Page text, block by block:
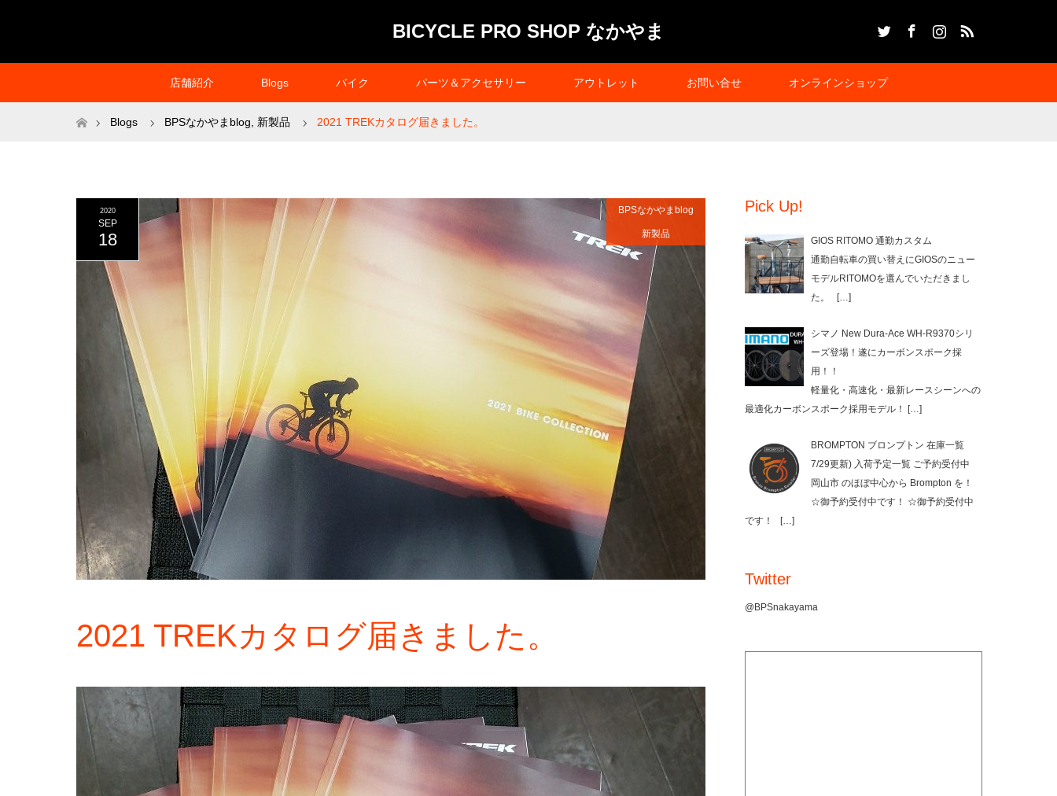
BICYCLE PRO SHOP なかやま
店舗紹介 Blogs バイク パーツ＆アクセサリー アウトレット お問い合せ オンラインショップ
ホームBlogs BPSなかやまblog 新製品 2021 TREKカタログ届きました。
2020
SEP
18
BPSなかやまblog
新製品
2021 TREKカタログ届きました。
Pick Up!
GIOS RITOMO 通勤カスタム
通勤自転車の買い替えにGIOSのニュー
モデルRITOMOを選んでいただきまし
た。
[…]
シマノ New Dura-Ace WH-R9370シリ
ーズ登場！遂にカーボンスポーク採
用！！
軽量化・高速化・最新レースシーンへの
最適化カーボンスポーク採用モデル！
[…]
BROMPTON ブロンプトン 在庫一覧
7/29更新) 入荷予定一覧 ご予約受付中
岡山市 のほぼ中心から Brompton を！
☆御予約受付中です！ ☆御予約受付中
です！
[…]
Twitter
@BPSnakayama